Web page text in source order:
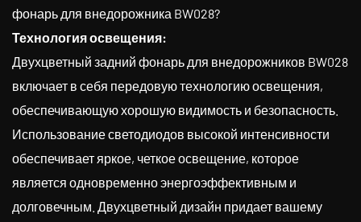
фонарь для внедорожника BW028?
Технология освещения:
Двухцветный задний фонарь для внедорожников BW028
включает в себя передовую технологию освещения,
обеспечивающую хорошую видимость и безопасность.
Использование светодиодов высокой интенсивности
обеспечивает яркое, четкое освещение, которое
является одновременно энергоэффективным и
долговечным. Двухцветный дизайн придает вашему